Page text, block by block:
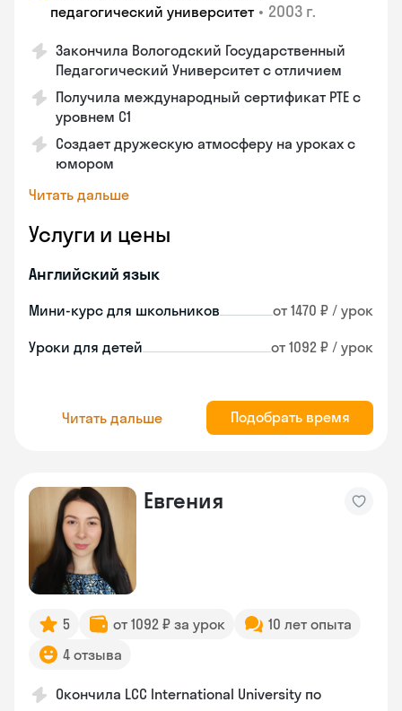
педагогический университет • 2003 г.
Закончила Вологодский Государственный
Педагогический Университет с отличием
Получила международный сертификат PTE с
уровнем C1
Создает дружескую атмосферу на уроках с
юмором
Читать дальше
Услуги и цены
Английский язык
Мини-курс для школьников от 1470 ₽ / урок
Уроки для детей от 1092 ₽ / урок
Читать дальше Подобрать время
Евгения
5 от 1092 ₽ за урок
10 лет опыта
4 отзыва
Окончила LCC International University по